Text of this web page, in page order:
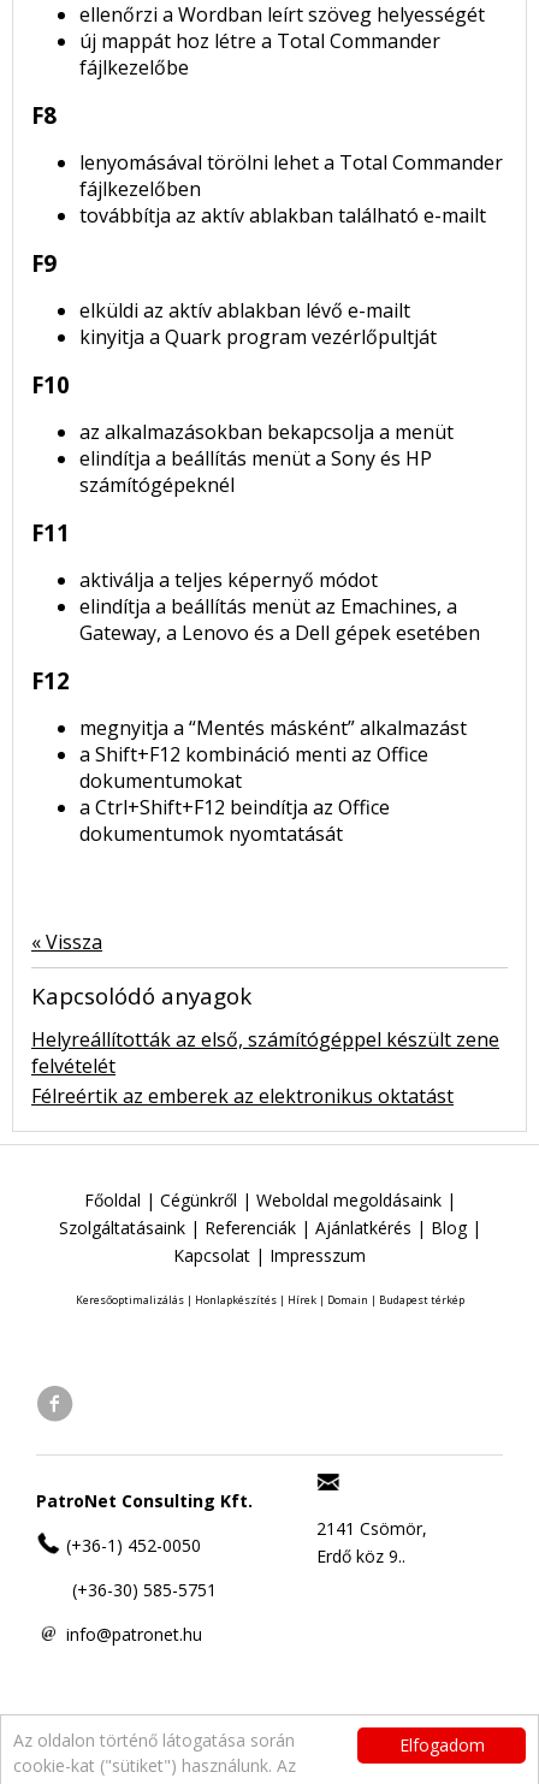
Elfogadom
Az oldalon történő látogatása során
cookie-kat ("sütiket") használunk. Az
ellenőrzi a Wordban leírt szöveg helyességét
új mappát hoz létre a Total Commander
fájlkezelőbe
F8
lenyomásával törölni lehet a Total Commander
fájlkezelőben
továbbítja az aktív ablakban található e-mailt
F9
elküldi az aktív ablakban lévő e-mailt
kinyitja a Quark program vezérlőpultját
F10
az alkalmazásokban bekapcsolja a menüt
elindítja a beállítás menüt a Sony és HP
számítógépeknél
F11
aktiválja a teljes képernyő módot
elindítja a beállítás menüt az Emachines, a
Gateway, a Lenovo és a Dell gépek esetében
F12
megnyitja a “Mentés másként” alkalmazást
a Shift+F12 kombináció menti az Office
dokumentumokat
a Ctrl+Shift+F12 beindítja az Office
dokumentumok nyomtatását
« Vissza
Kapcsolódó anyagok
Helyreállították az első, számítógéppel készült zene
felvételét
Félreértik az emberek az elektronikus oktatást
Főoldal | Cégünkről | Weboldal megoldásaink|
Szolgáltatásaink| Referenciák| Ajánlatkérés | Blog|
Kapcsolat | Impresszum
Keresőoptimalizálás| Honlapkészítés| Hírek| Domain | Budapest térkép
PatroNet Consulting Kft.
(+36-1) 452-0050
(+36-30) 585-5751
info@patronet.hu
2141 Csömör,
Erdő köz 9..